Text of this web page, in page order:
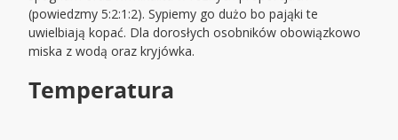
(powiedzmy 5:2:1:2). Sypiemy go dużo bo pająki te
uwielbiają kopać. Dla dorosłych osobników obowiązkowo
miska z wodą oraz kryjówka.
Temperatura